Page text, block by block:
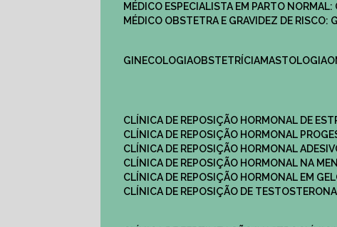
MÉDICO ESPECIALISTA EM PARTO
MÉDICO OBSTETRA E GRAVIDEZ DE
GINECOLOGIA
OBSTETRÍCIA MASTOLOGIA
CLÍNICA DE REPOSIÇÃO HORMONAL DE
CLÍNICA DE REPOSIÇÃO HORMONAL
CLÍNICA DE REPOSIÇÃO HORMONAL
CLÍNICA DE REPOSIÇÃO HORMONAL NA
CLÍNICA DE REPOSIÇÃO HORMONAL EM GEL
CLÍNICA DE REPOSIÇÃO DE TESTOSTERONA